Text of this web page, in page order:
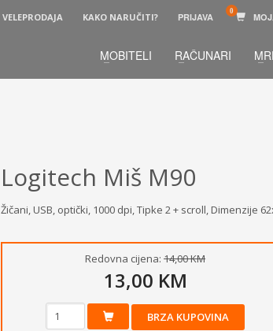
VELEPRODAJA KAKO NARUČITI? PRIJAVA
MOBITELI RAČUNARI
Logitech Miš M90
Žičani, USB, optički, 1000 dpi, Tipke 2 + scroll, Dimenzije
Redovna cijena:14,00 KM
13,00 KM
BRZA KUPOVINA